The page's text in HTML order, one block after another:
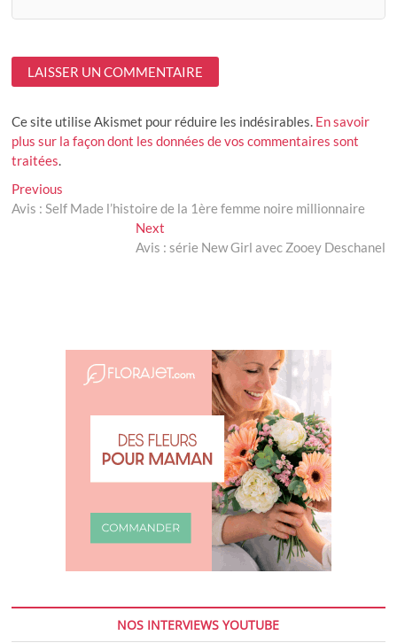
Ce site utilise Akismet pour réduire les indésirables. En savoir
plus sur la façon dont les données de vos commentaires sont
traitées.
Navigation
de
Previous
post:
Avis : Self Made l’histoire de la 1ère femme noire millionnaire
NextNext
post:
Avis : série New Girl avec Zooey Deschanel
NOS INTERVIEWS YOUTUBE